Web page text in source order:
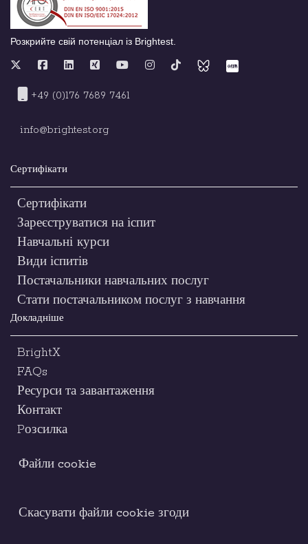
Розкрийте свій потенціал із Brightest.
+49 (0)176 7689 7461
info@brightest.org
Сертифікати
Сертифікати
Зареєструватися на іспит
Навчальні курси
Види іспитів
Постачальники навчальних послуг
Стати постачальником послуг з навчання
Докладніше
BrightX
FAQs
Ресурси та завантаження
Контакт
Pозсилка
Файли cookie
Скасувати файли cookie згоди